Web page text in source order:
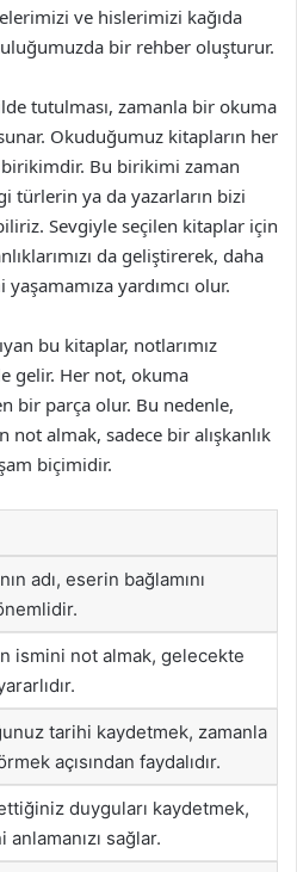
ve hislerimizi kağıda
bir rehber oluşturur.
tutulması, zamanla bir okuma
Okuduğumuz kitapların her
Bu birikimi zaman
türlerin ya da yazarların bizi
Sevgiyle seçilen kitaplar için
da geliştirerek, daha
yardımcı olur.
bu kitaplar, notlarımız
gelir. Her not, okuma
bir parça olur. Bu nedenle,
almak, sadece bir alışkanlık
biçimidir.
adı, eserin bağlamını
ismini not almak, gelecekte
tarihi kaydetmek, zamanla
açısından faydalıdır.
duyguları kaydetmek,
anlamanızı sağlar.